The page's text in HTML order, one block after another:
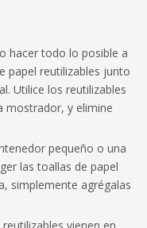
hacer todo lo posible a
papel reutilizables junto
Utilice los reutilizables
mostrador, y elimine
pequeño o una
las toallas de papel
simplemente agrégalas